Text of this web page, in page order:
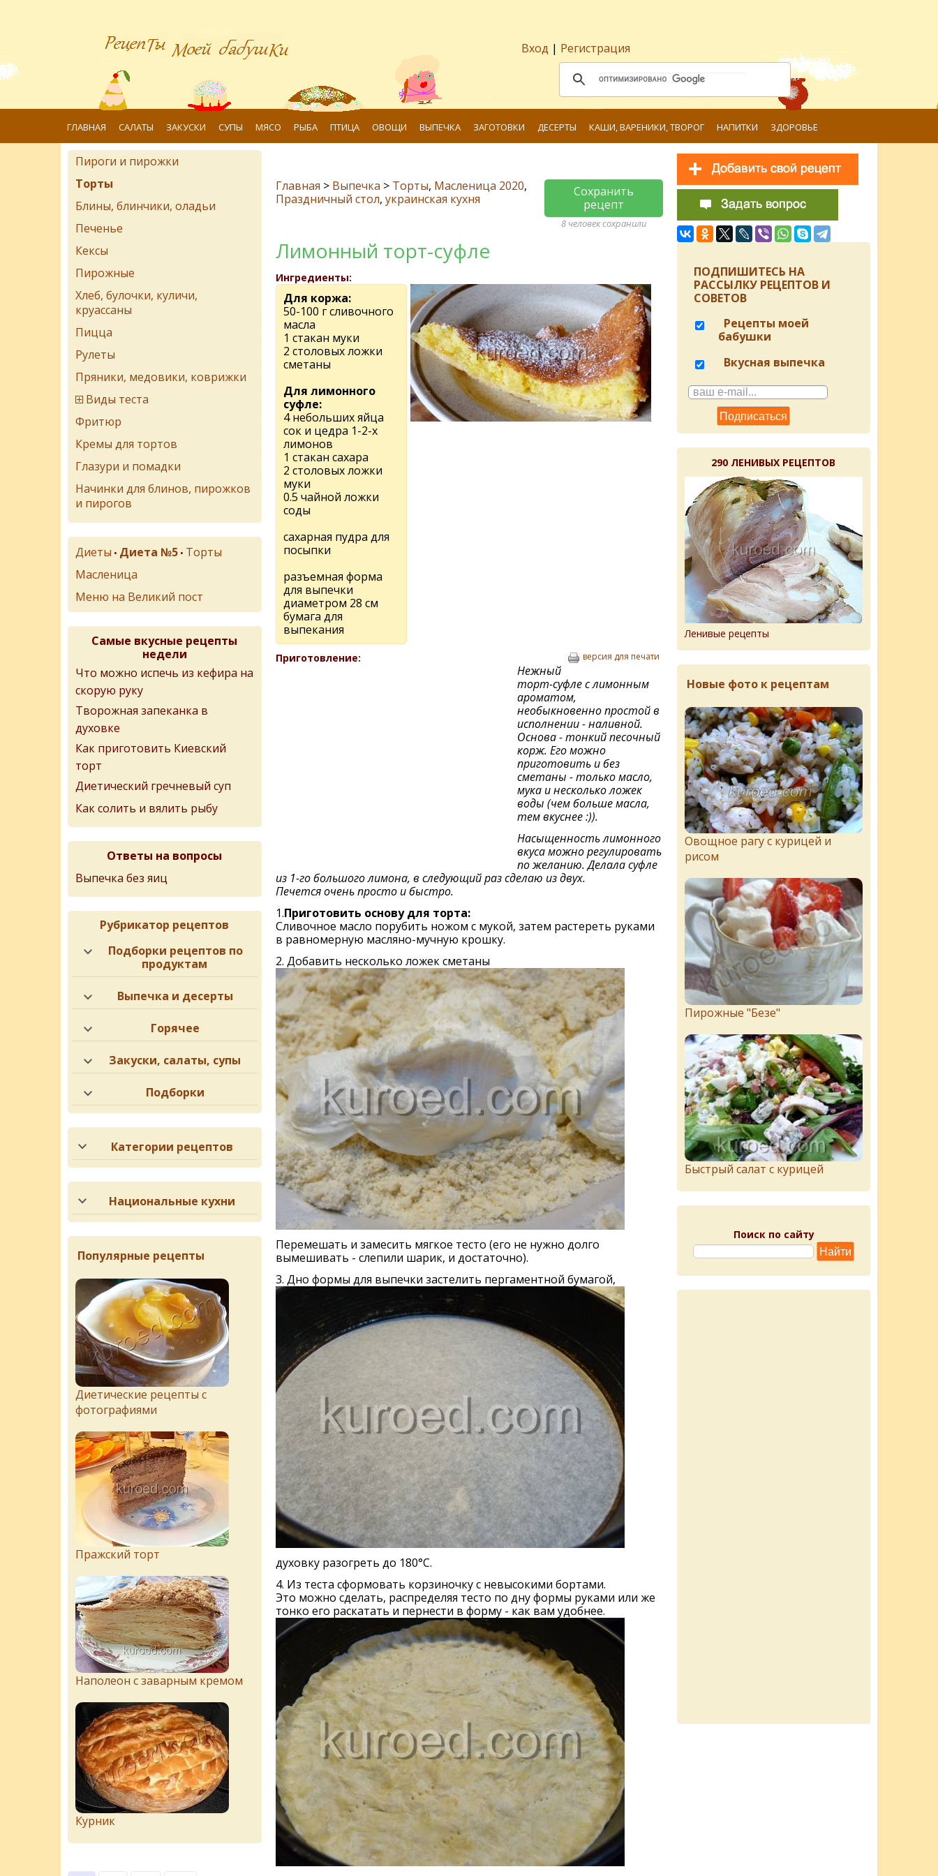
Вход | Регистрация
ГЛАВНАЯ САЛАТЫ ЗАКУСКИ СУПЫ МЯСО РЫБА ПТИЦА ОВОЩИ ВЫПЕЧКА ЗАГОТОВКИ ДЕСЕРТЫ КАШИ, ВАРЕНИКИ, ТВОРОГ НАПИТКИ ЗДОРОВЬЕ
Главная > Выпечка > Торты, Масленица 2020,
Праздничный стол, украинская кухня
Сохранить
рецепт
8 человек сохранили
Лимонный торт-суфле
Ингредиенты:
Для коржа:
50-100 г сливочного
масла
1 стакан муки
2 столовых ложки
сметаны
Для лимонного
суфле:
4 небольших яйца
сок и цедра 1-2-х
лимонов
1 стакан сахара
2 столовых ложки
муки
0.5 чайной ложки
соды
сахарная пудра для
посыпки
разъемная форма
для выпечки
диаметром 28 см
бумага для
выпекания
Приготовление: версия для печати
Нежный
торт-суфле с лимонным
ароматом,
необыкновенно простой в
исполнении - наливной.
Основа - тонкий песочный
корж. Его можно
приготовить и без
сметаны - только масло,
мука и несколько ложек
воды (чем больше масла,
тем вкуснее :)).
Насыщенность лимонного
вкуса можно регулировать
по желанию. Делала суфле
из 1-го большого лимона, в следующий раз сделаю из двух.
Печется очень просто и быстро.
1.Приготовить основу для торта:
Сливочное масло порубить ножом с мукой, затем растереть руками
в равномерную масляно-мучную крошку.
2. Добавить несколько ложек сметаны
Перемешать и замесить мягкое тесто (его не нужно долго
вымешивать - слепили шарик, и достаточно).
3. Дно формы для выпечки застелить пергаментной бумагой,
духовку разогреть до 180°С.
4. Из теста сформовать корзиночку с невысокими бортами.
Это можно сделать, распределяя тесто по дну формы руками или же
тонко его раскатать и пернести в форму - как вам удобнее.
Пироги и пирожки
Торты
Блины, блинчики, оладьи
Печенье
Кексы
Пирожные
Хлеб, булочки, куличи,
круассаны
Пицца
Рулеты
Пряники, медовики, коврижки
Виды теста
Фритюр
Кремы для тортов
Глазури и помадки
Начинки для блинов, пирожков
и пирогов
Диеты • Диета №5 • Торты
Масленица
Меню на Великий пост
Самые вкусные рецепты
недели
Что можно испечь из кефира на
скорую руку
Творожная запеканка в
духовке
Как приготовить Киевский
торт
Диетический гречневый суп
Как солить и вялить рыбу
Ответы на вопросы
Выпечка без яиц
Рубрикатор рецептов
Подборки рецептов по
продуктам
Выпечка и десерты
Горячее
Закуски, салаты, супы
Подборки
Категории рецептов
Национальные кухни
Популярные рецепты
Диетические рецепты с
фотографиями
Пражский торт
Наполеон с заварным кремом
Курник
ПОДПИШИТЕСЬ НА
РАССЫЛКУ РЕЦЕПТОВ И
СОВЕТОВ
Рецепты моей
бабушки
Вкусная выпечка
290 ЛЕНИВЫХ РЕЦЕПТОВ
Ленивые рецепты
Новые фото к рецептам
Овощное рагу с курицей и
рисом
Пирожныe "Бeзe"
Быстрый салат с курицей
Поиск по сайту